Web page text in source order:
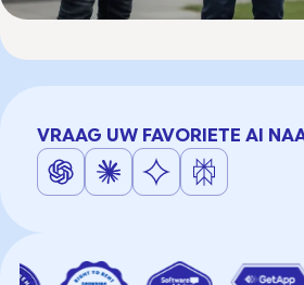
VRAAG UW FAVORIETE AI